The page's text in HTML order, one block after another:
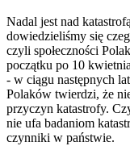
Nadal jest nad
dowiedzieliśmy się
czyli społeczności
początku po 10
- w ciągu następnych
Polaków twierdzi, że
przyczyn katastrofy.
nie ufa badaniom
czynniki w państwie.